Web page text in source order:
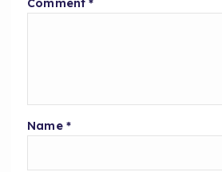
Comment*
Name *